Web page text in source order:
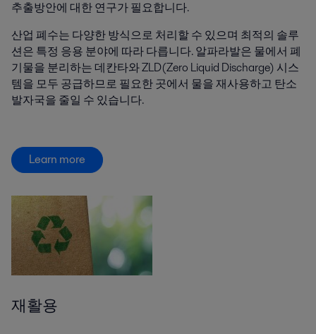
추출방안에 대한 연구가 필요합니다.
산업 폐수는 다양한 방식으로 처리할 수 있으며 최적의 솔루
션은 특정 응용 분야에 따라 다릅니다. 알파라발은 물에서 폐
기물을 분리하는 데칸타와 ZLD(Zero Liquid Discharge) 시스
템을 모두 공급하므로 필요한 곳에서 물을 재사용하고 탄소
발자국을 줄일 수 있습니다.
Learn more
재활용